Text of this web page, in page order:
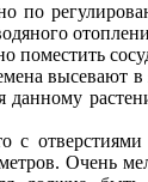
по
поместить
данному
с
Очень